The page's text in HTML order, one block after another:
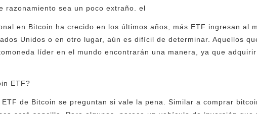
razonamiento sea un poco extraño. el
en Bitcoin ha crecido en los últimos años, más ETF ingresan al
Unidos o en otro lugar, aún es difícil de determinar. Aquellos
líder en el mundo encontrarán una manera, ya que
ETF?
de Bitcoin se preguntan si vale la pena. Similar a comprar